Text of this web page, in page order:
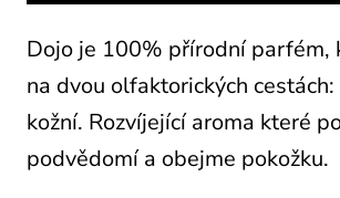
Dojo je 100% přírodní parfém,
na dvou olfaktorických cestách:
kožní. Rozvíjející aroma které
podvědomí a obejme pokožku.